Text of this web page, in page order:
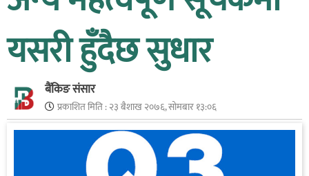
यसरी हुँदैछ सुधार
बैंकिङ संसार
प्रकाशित मिति :२३ बैशाख २०७६, सोमबार १३:०६